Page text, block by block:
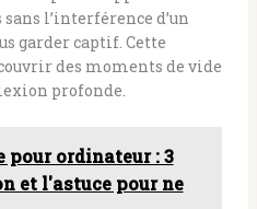
l’interférence d’un
garder captif. Cette
des moments de vide
profonde.
pour ordinateur : 3
et l'astuce pour ne